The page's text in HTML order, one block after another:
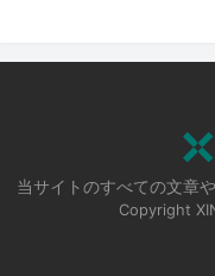
当サイトのすべての文章
Copyright